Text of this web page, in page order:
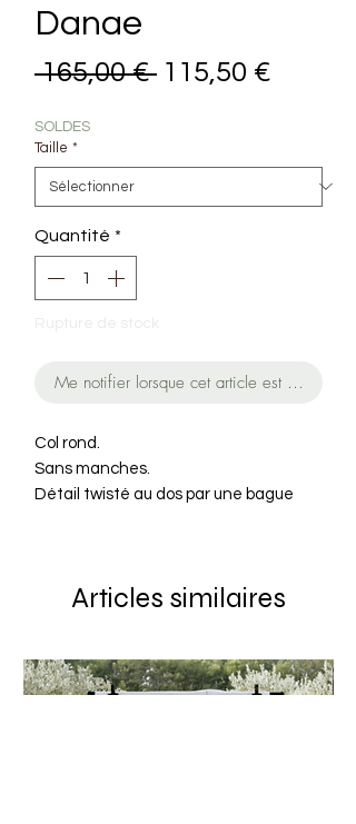
Danae
165,00 € Prix original
115,50 €
SOLDES
Taille *
Quantité *
Rupture de stock
Me notifier lorsque cet article est disponible
Col rond.
Sans manches.
Détail twisté au dos par une bague
Articles similaires